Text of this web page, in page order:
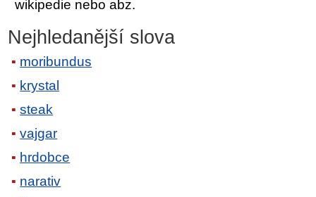
wikipedie nebo abz.
Nejhledanější slova
moribundus
krystal
steak
vajgar
hrdobce
narativ